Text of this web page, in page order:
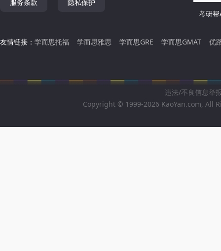
服务条款
隐私保护
考研帮
友情链接： 学而思托福 学而思雅思 学而思GRE 学而思GMAT 优
违法/不良信息举
Copyright © 1999-2026 KaoYan.com, All